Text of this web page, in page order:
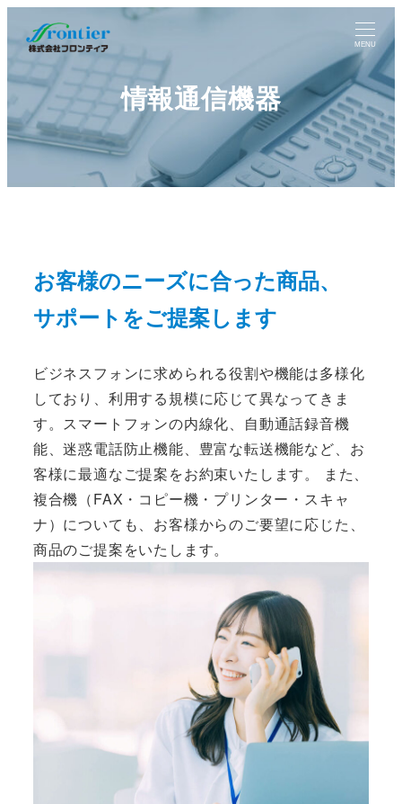
MENU
情報通信機器
お客様のニーズに合った商品、
サポートをご提案します
ビジネスフォンに求められる役割や機能は多様化
しており、利用する規模に応じて異なってきま
す。スマートフォンの内線化、自動通話録音機
能、迷惑電話防止機能、豊富な転送機能など、お
客様に最適なご提案をお約束いたします。 また、
複合機（FAX・コピー機・プリンター・スキャ
ナ）についても、お客様からのご要望に応じた、
商品のご提案をいたします。